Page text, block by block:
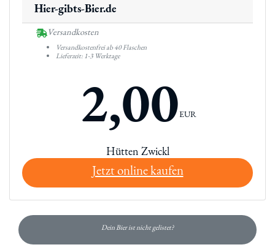
Hier-gibts-Bier.de
Versandkosten
Versandkostenfrei ab 40 Flaschen
Lieferzeit: 1-3 Werktage
2,00EUR
Hütten Zwickl
Jetzt online kaufen
Dein Bier ist nicht gelistet?